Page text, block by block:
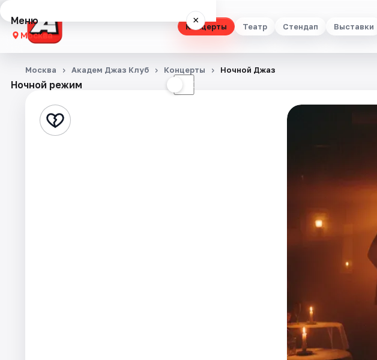
Концерты Театр Стендап Выставки
Меню ×
Москва
Концерты
Стендап
Ночной режим ☾
Москва Академ Джаз Клуб Концерты Ночной Джаз